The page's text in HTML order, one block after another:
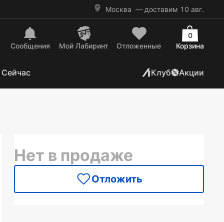
Москва — доставим 10 авг.
Сообщения Mой Лабиринт Отложенные Корзина
0
Клуб Акции
Нет в продаже
Отложить